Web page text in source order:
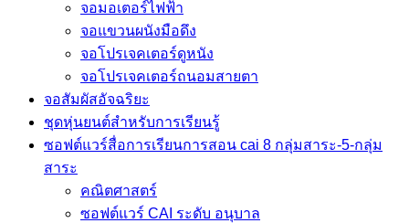
จอมอเตอร์ไฟฟ้า
จอแขวนผนังมือดึง
จอโปรเจคเตอร์ดูหนัง
จอโปรเจคเตอร์ถนอมสายตา
จอสัมผัสอัจฉริยะ
ชุดหุ่นยนต์สำหรับการเรียนรู้
ซอฟต์แวร์สื่อการเรียนการสอน cai 8 กลุ่มสาระ-5-กลุ่ม
สาระ
คณิตศาสตร์
ซอฟต์แวร์ CAI ระดับ อนุบาล